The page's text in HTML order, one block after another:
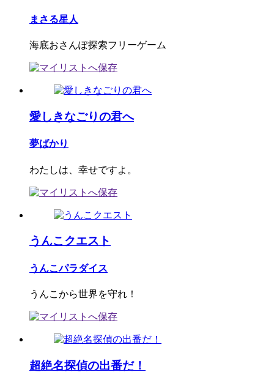
まさる星人
海底おさんぽ探索フリーゲーム
愛しきなごりの君へ
夢ばかり
わたしは、幸せですよ。
うんこクエスト
うんこパラダイス
うんこから世界を守れ！
超絶名探偵の出番だ！